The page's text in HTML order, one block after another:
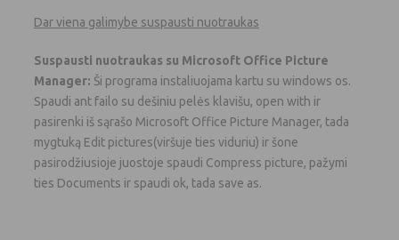
Dar viena galimybe suspausti nuotraukas
Suspausti nuotraukas su Microsoft Office Picture
Manager: Ši programa instaliuojama kartu su windows os.
Spaudi ant failo su dešiniu pelės klavišu, open with ir
pasirenki iš sąrašo Microsoft Office Picture Manager, tada
mygtuką Edit pictures(viršuje ties viduriu) ir šone
pasirodžiusioje juostoje spaudi Compress picture, pažymi
ties Documents ir spaudi ok, tada save as.